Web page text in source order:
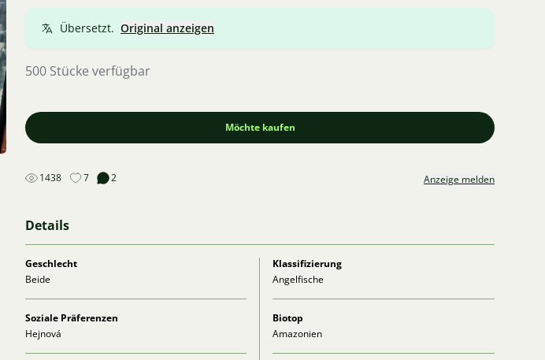
Übersetzt. Original anzeigen
500 Stücke verfügbar
Möchte kaufen
1438 7 2 Anzeige melden
Details
Geschlecht
Beide
Klassifizierung
Angelfische
Soziale Präferenzen
Hejnová
Biotop
Amazonien